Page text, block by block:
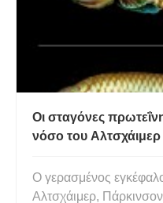
Οι σταγόνες
νόσο του
Ο γερασμένος
Αλτσχάιμερ, Πάρκινσον